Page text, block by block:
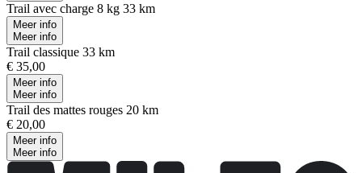
Trail avec charge 8 kg 33 km
Meer info
Meer info
Trail classique 33 km
€ 35,00
Meer info
Meer info
Trail des mattes rouges 20 km
€ 20,00
Meer info
Meer info